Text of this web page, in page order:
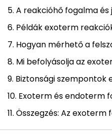
A reakcióhő fogalma
Példák exoterm
Hogyan mérhető a
Mi befolyásolja az
Biztonsági
Exoterm és endoterm
Összegzés: Az